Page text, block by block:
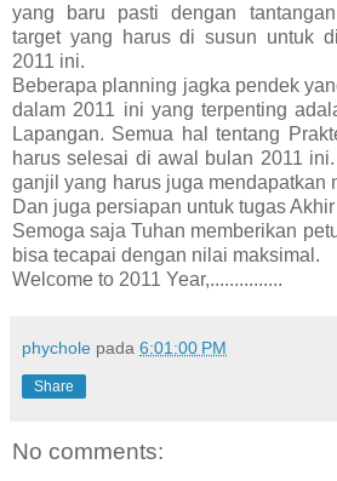
yang baru pasti dengan
target yang harus di susun untuk
2011 ini.
Beberapa planning jagka pendek
dalam 2011 ini yang terpenting
Lapangan. Semua hal tentang
harus selesai di awal bulan 2011
ganjil yang harus juga mendapatkan
Dan juga persiapan untuk tugas
Semoga saja Tuhan memberikan
bisa tecapai dengan nilai maksimal.
Welcome to 2011 Year,...............
phychole pada 6:01:00 PM
Share
No comments: